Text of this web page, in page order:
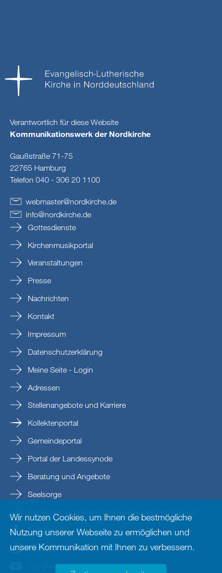
Verantwortlich für diese Website
Kommunikationswerk der Nordkirche
Gaußstraße 71-75
22765 Hamburg
Telefon 040 - 306 20 1100
webmaster@nordkirche.de
info@nordkirche.de
Gottesdienste
Kirchenmusikportal
Veranstaltungen
Presse
Nachrichten
Kontakt
Impressum
Datenschutzerklärung
Meine Seite - Login
Adressen
Stellenangebote und Karriere
Kollektenportal
Gemeindeportal
Portal der Landessynode
Beratung und Angebote
Seelsorge
Prävention und Beratung bei sexualisierter Gewalt
Nordkirche
nordkirche
Nordkirche
Wir nutzen Cookies, um Ihnen die bestmögliche
Nutzung unserer Webseite zu ermöglichen und
unsere Kommunikation mit Ihnen zu verbessern.